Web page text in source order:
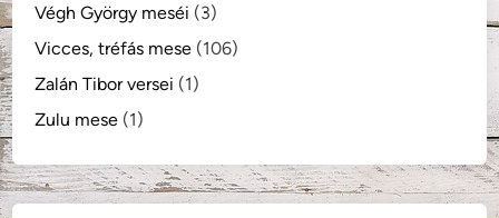
Végh György meséi (3)
Vicces, tréfás mese (106)
Zalán Tibor versei (1)
Zulu mese (1)